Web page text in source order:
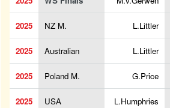
2025 NZ M. L.Littler
2025 Australian L.Littler
2025 Poland M. G.Price
2025 USA L.Humphries